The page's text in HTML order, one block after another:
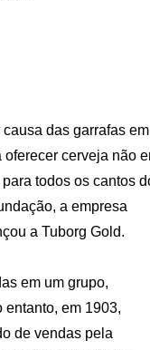
das garrafas em
cerveja não
todos os cantos
a empresa
a Tuborg Gold.
em um grupo,
em 1903,
de vendas pela